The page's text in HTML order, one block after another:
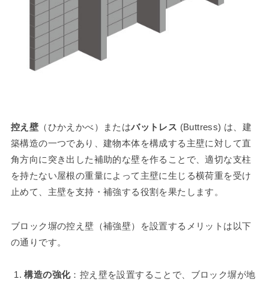
控え壁 （ひかえかべ）またはバットレス (Buttress) は、建
築構造の一つであり、建物本体を構成する主壁に対して直
角方向に突き出した補助的な壁を作ることで、適切な支柱
を持たない屋根の重量によって主壁に生じる横荷重を受け
止めて、主壁を支持・補強する役割を果たします。
ブロック塀の控え壁（補強壁）を設置するメリットは以下
の通りです。
構造の強化：控え壁を設置することで、ブロック塀が地